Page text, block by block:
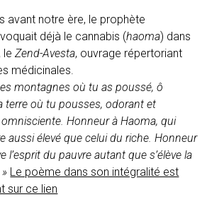
avant notre ère, le prophète
déjà le cannabis (haoma) dans
leZend-Avesta, ouvrage répertoriant
médicinales.
montagnes où tu as poussé, ô
terre où tu pousses, odorant et
omnisciente.Honneur à Haoma, qui
aussi élevé que celui du riche. Honneur
l’esprit du pauvre autant que s’élève la
Le poème dans son intégralité est
sur ce lien